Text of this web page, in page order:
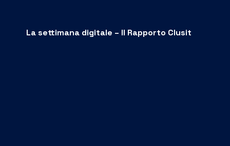
La settimana digitale – Il Rapporto Clusit